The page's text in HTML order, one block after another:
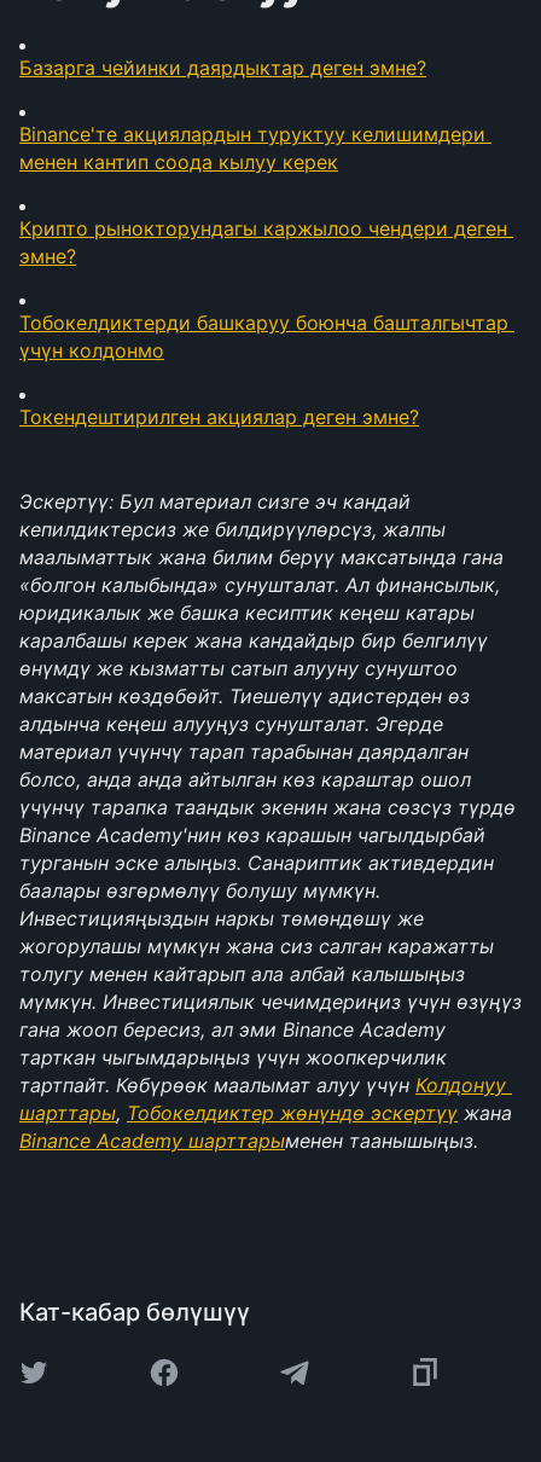
Базарга чейинки даярдыктар деген эмне?
Binance'те акциялардын туруктуу келишимдери
менен кантип соода кылуу керек
Крипто рынокторундагы каржылоо чендери деген
эмне?
Тобокелдиктерди башкаруу боюнча башталгычтар
үчүн колдонмо
Токендештирилген акциялар деген эмне?
Эскертүү: Бул материал сизге эч кандай
кепилдиктерсиз же билдирүүлөрсүз, жалпы
маалыматтык жана билим берүү максатында гана
«болгон калыбында» сунушталат. Ал финансылык,
юридикалык же башка кесиптик кеңеш катары
каралбашы керек жана кандайдыр бир белгилүү
өнүмдү же кызматты сатып алууну сунуштоо
максатын көздөбөйт. Тиешелүү адистерден өз
алдынча кеңеш алууңуз сунушталат. Эгерде
материал үчүнчү тарап тарабынан даярдалган
болсо, анда анда айтылган көз караштар ошол
үчүнчү тарапка таандык экенин жана сөзсүз түрдө
Binance Academy'нин көз карашын чагылдырбай
турганын эске алыңыз. Санариптик активдердин
баалары өзгөрмөлүү болушу мүмкүн.
Инвестицияңыздын наркы төмөндөшү же
жогорулашы мүмкүн жана сиз салган каражатты
толугу менен кайтарып ала албай калышыңыз
мүмкүн. Инвестициялык чечимдериңиз үчүн өзүңүз
гана жооп бересиз, ал эми Binance Academy
тарткан чыгымдарыңыз үчүн жоопкерчилик
тартпайт. Көбүрөөк маалымат алуу үчүн Колдонуу
шарттары, Тобокелдиктер жөнүндө эскертүү
Binance Academy шарттарыменен таанышыңыз.
Кат-кабар бөлүшүү